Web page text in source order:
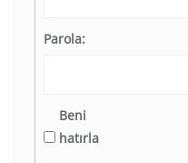
Parola:
Beni
hatırla